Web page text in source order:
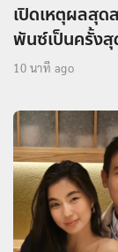
เปิดเหตุผลสุด
พันซ์เป็นครั้งสุ
10 นาที ago